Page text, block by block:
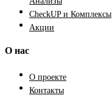
CheckUP и Комплексы
Акции
О нас
О проекте
Контакты